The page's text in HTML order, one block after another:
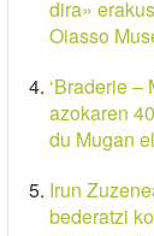
dira»
Oiasso
‘Braderie –
azokaren
du Mugan
Irun
bederatzi